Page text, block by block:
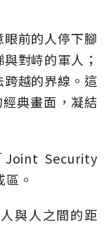
前的人停下腳
對峙的軍人；
越的界線。這
典畫面，凝結
Security
。
與人之間的距